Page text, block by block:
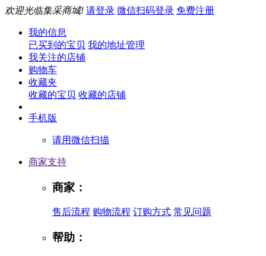
欢迎光临集采商城! 请登录 微信扫码登录 免费注册
我的信息
已买到的宝贝 我的地址管理
我关注的店铺
购物车
收藏夹
收藏的宝贝 收藏的店铺
手机版
请用微信扫描
商家支持
商家：
售后流程 购物流程 订购方式 常见问题
帮助：